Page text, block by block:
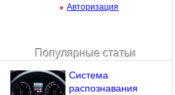
Авторизация
Напомнить пароль?
Популярные статьи
Система
распознавания